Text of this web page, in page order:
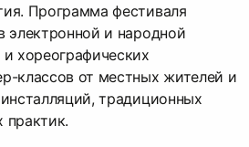
Программа фестиваля
электронной и народной
хореографических
классов от местных жителей и
традиционных
практик.